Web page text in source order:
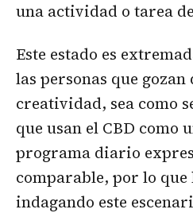
una actividad o tarea
Este estado es
las personas que gozan
creatividad, sea como
que usan el CBD como
programa diario
comparable, por lo
indagando este